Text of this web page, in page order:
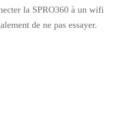
la SPRO360 à un wifi
de ne pas essayer.